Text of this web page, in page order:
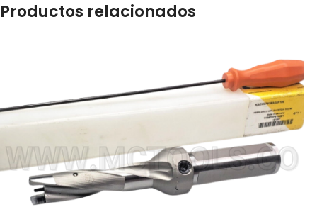
Productos relacionados